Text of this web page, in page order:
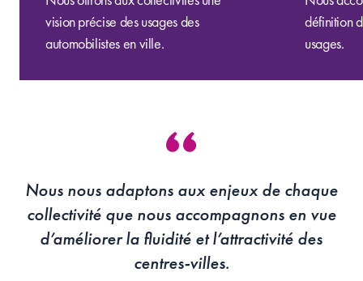
visionprécise des usagesdes
automobilistesen ville.
définition
usages.
Nous nous adaptons aux enjeux de chaque
collectivité que nous accompagnons en vue
d’améliorer la fluidité et l’attractivité des
centres-villes.